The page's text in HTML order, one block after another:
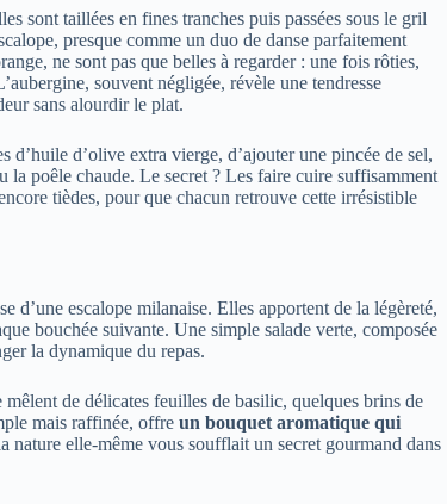
sont taillées en fines tranches puis passées sous le gril
presque comme un duo de danse parfaitement
ne sont pas que belles à regarder : une fois rôties,
souvent négligée, révèle une tendresse
sans alourdir le plat.
d’olive extra vierge, d’ajouter une pincée de sel,
poêle chaude. Le secret ? Les faire cuire suffisamment
tièdes, pour que chacun retrouve cette irrésistible
d’une escalope milanaise. Elles apportent de la légèreté,
bouchée suivante. Une simple salade verte, composée
la dynamique du repas.
de délicates feuilles de basilic, quelques brins de
mais raffinée, offre un bouquet aromatique qui
nature elle-même vous soufflait un secret gourmand dans